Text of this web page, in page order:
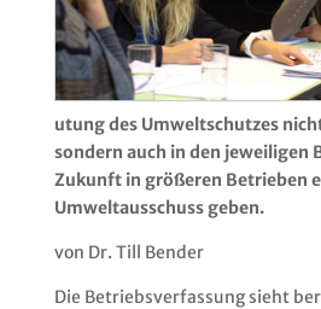
utung des Umweltschutzes
sondern auch in den jeweiligen
Zukunft in größeren Betrieben
Umweltausschuss geben.
von Dr. Till Bender
Die Betriebsverfassung sieht